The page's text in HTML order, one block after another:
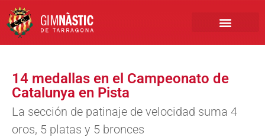
14 medallas en el Campeonato de
Catalunya en Pista
La sección de patinaje de velocidad suma 4
oros, 5 platas y 5 bronces